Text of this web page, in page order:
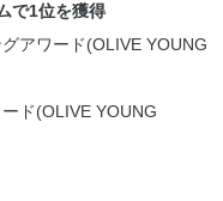
で1位を獲得
アワード(OLIVE YOUNG
ド(OLIVE YOUNG